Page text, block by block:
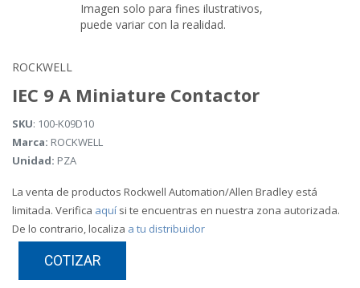
Imagen solo para fines ilustrativos,
puede variar con la realidad.
ROCKWELL
IEC 9 A Miniature Contactor
SKU: 100-K09D10
Marca: ROCKWELL
Unidad: PZA
La venta de productos Rockwell Automation/Allen Bradley está
limitada. Verifica aquí si te encuentras en nuestra zona autorizada.
De lo contrario, localiza a tu distribuidor
COTIZAR